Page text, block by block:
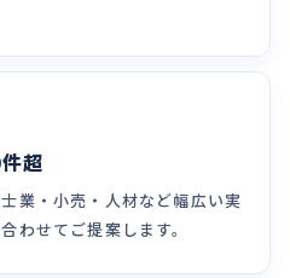
超
業・小売・人材など幅広い実
わせてご提案します。